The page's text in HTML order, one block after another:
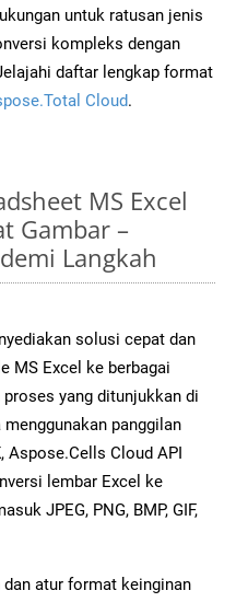
untuk ratusan jenis
kompleks dengan
daftar lengkap format
Cloud.
MS Excel
Gambar –
Langkah
solusi cepat dan
MS Excel ke berbagai
yang ditunjukkan di
panggilan
Aspose.Cells Cloud API
lembar Excel ke
JPEG, PNG, BMP, GIF,
dan atur format keinginan